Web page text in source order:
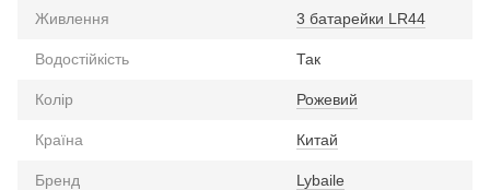
Живлення 3 батарейки LR44
Водостійкість Так
Колір Рожевий
Країна Китай
Бренд Lybaile